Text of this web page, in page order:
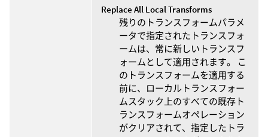
Replace All Local Transforms
残りのトランスフォームパラメ
ータで指定されたトランスフォ
ームは、常に新しいトランスフ
ォームとして適用されます。 こ
のトランスフォームを適用する
前に、ローカルトランスフォー
ムスタック上のすべての既存ト
ランスフォームオペレーション
がクリアされて、指定したトラ